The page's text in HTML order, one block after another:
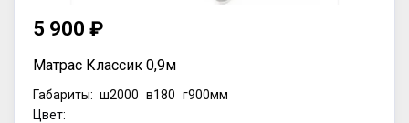
5 900 ₽
Матрас Классик 0,9м
Габариты: ш2000 в180 г900мм
Цвет: